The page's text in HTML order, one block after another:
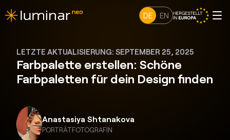
DE EN
LETZTE AKTUALISIERUNG: SEPTEMBER 25, 2025
Farbpalette erstellen: Schöne
Farbpaletten für dein Design finden
Anastasiya Shtanakova
PORTRÄTFOTOGRAFIN